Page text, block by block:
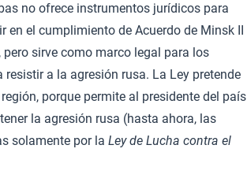
no ofrece instrumentos jurídicos para
en el cumplimiento de Acuerdo de Minsk II
sirve como marco legal para los
a la agresión rusa. La Ley pretende
porque permite al presidente del país
la agresión rusa (hasta ahora, las
solamente por la Ley de Lucha contra el